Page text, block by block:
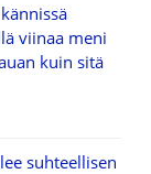
viinaa meni
kuin sitä
suhteellisen